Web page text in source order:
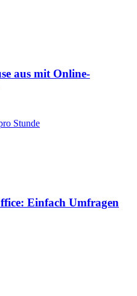
aus mit Online-
Stunde
Einfach Umfragen